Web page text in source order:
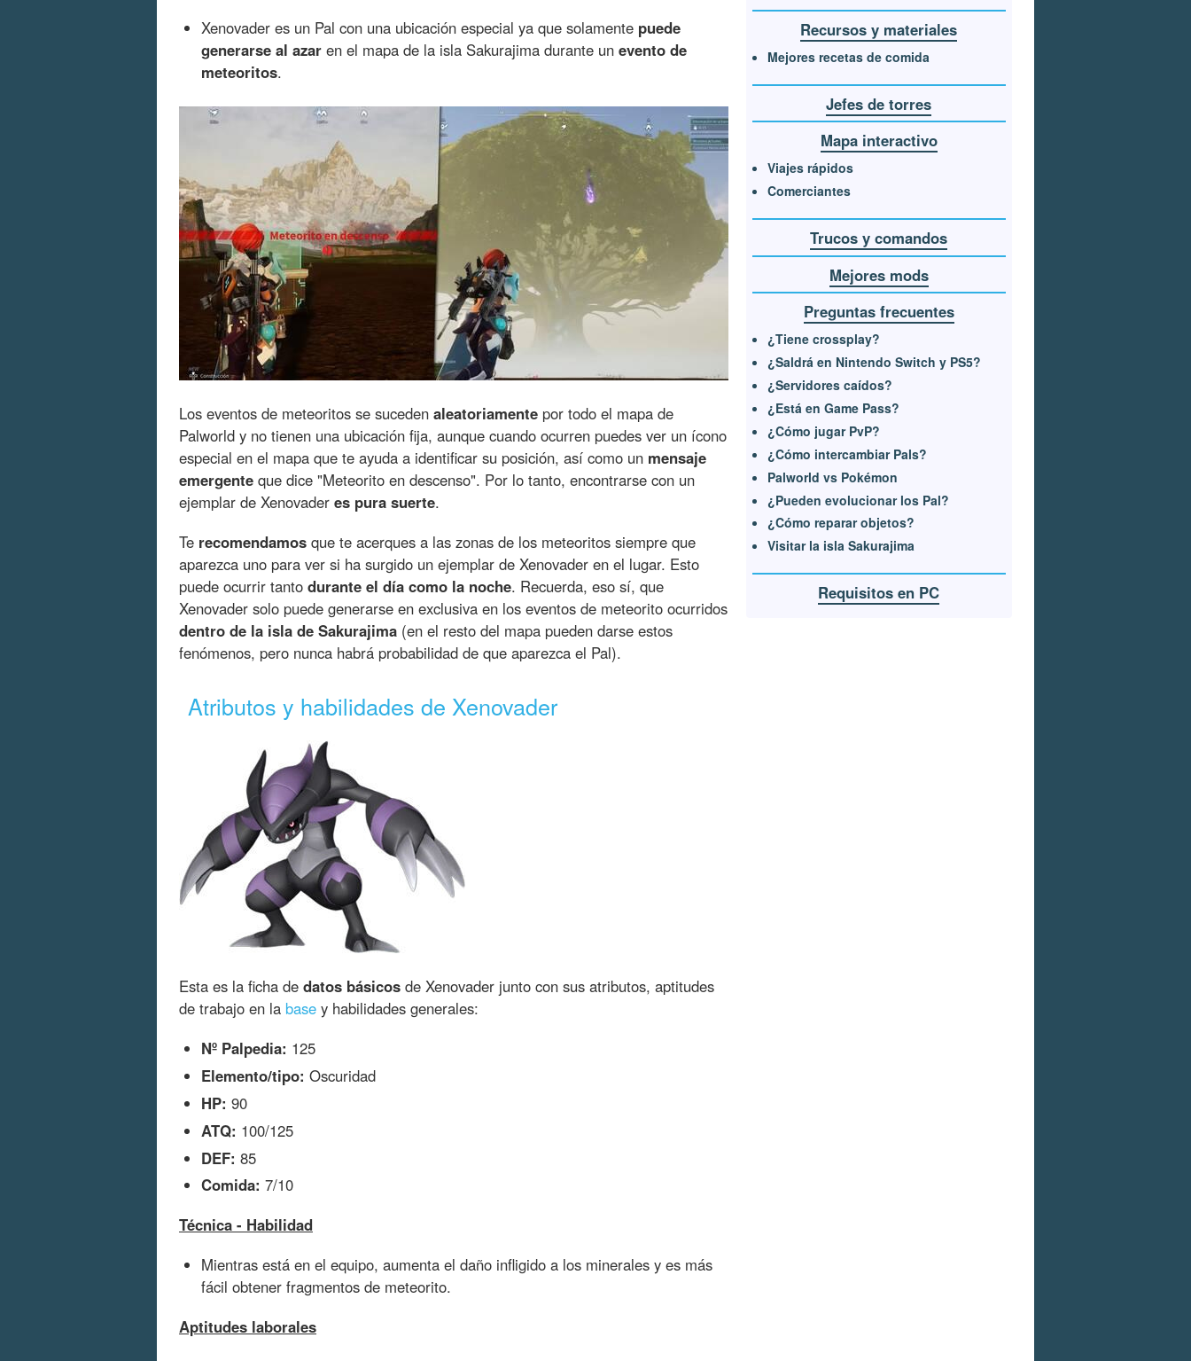
Xenovader es un Pal con una ubicación especial ya que solamente puede
generarse al azar en el mapa de la isla Sakurajima durante un evento de
meteoritos.
Los eventos de meteoritos se suceden aleatoriamente por todo el mapa de
Palworld y no tienen una ubicación fija, aunque cuando ocurren puedes ver un ícono
especial en el mapa que te ayuda a identificar su posición, así como un mensaje
emergente que dice "Meteorito en descenso". Por lo tanto, encontrarse con un
ejemplar de Xenovader es pura suerte.
Te recomendamos que te acerques a las zonas de los meteoritos siempre que
aparezca uno para ver si ha surgido un ejemplar de Xenovader en el lugar. Esto
puede ocurrir tanto durante el día como la noche. Recuerda, eso sí, que
Xenovader solo puede generarse en exclusiva en los eventos de meteorito ocurridos
dentro de la isla de Sakurajima (en el resto del mapa pueden darse estos
fenómenos, pero nunca habrá probabilidad de que aparezca el Pal).
Atributos y habilidades de Xenovader
Esta es la ficha de datos básicos de Xenovader junto con sus atributos, aptitudes
de trabajo en la base y habilidades generales:
Nº Palpedia: 125
Elemento/tipo: Oscuridad
HP: 90
ATQ: 100/125
DEF: 85
Comida: 7/10
Técnica - Habilidad
Mientras está en el equipo, aumenta el daño infligido a los minerales y es más
fácil obtener fragmentos de meteorito.
Aptitudes laborales
Recursos y materiales
Mejores recetas de comida
Jefes de torres
Mapa interactivo
Viajes rápidos
Comerciantes
Trucos y comandos
Mejores mods
Preguntas frecuentes
¿Tiene crossplay?
¿Saldrá en Nintendo Switch y PS5?
¿Servidores caídos?
¿Está en Game Pass?
¿Cómo jugar PvP?
¿Cómo intercambiar Pals?
Palworld vs Pokémon
¿Pueden evolucionar los Pal?
¿Cómo reparar objetos?
Visitar la isla Sakurajima
Requisitos en PC